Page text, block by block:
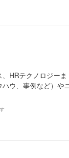
HRテクノロジーま
ウ、事例など）や